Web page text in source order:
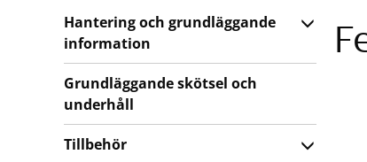
Hantering och grundläggande
information
Grundläggande skötsel och
underhåll
Tillbehör